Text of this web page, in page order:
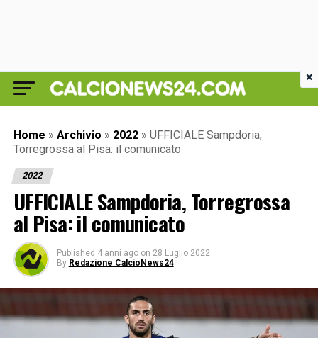
Home » Archivio » 2022 » UFFICIALE Sampdoria,
Torregrossa al Pisa: il comunicato
2022
UFFICIALE Sampdoria, Torregrossa
al Pisa: il comunicato
Published 4 anni ago on 28 Luglio 2022
By Redazione CalcioNews24
×